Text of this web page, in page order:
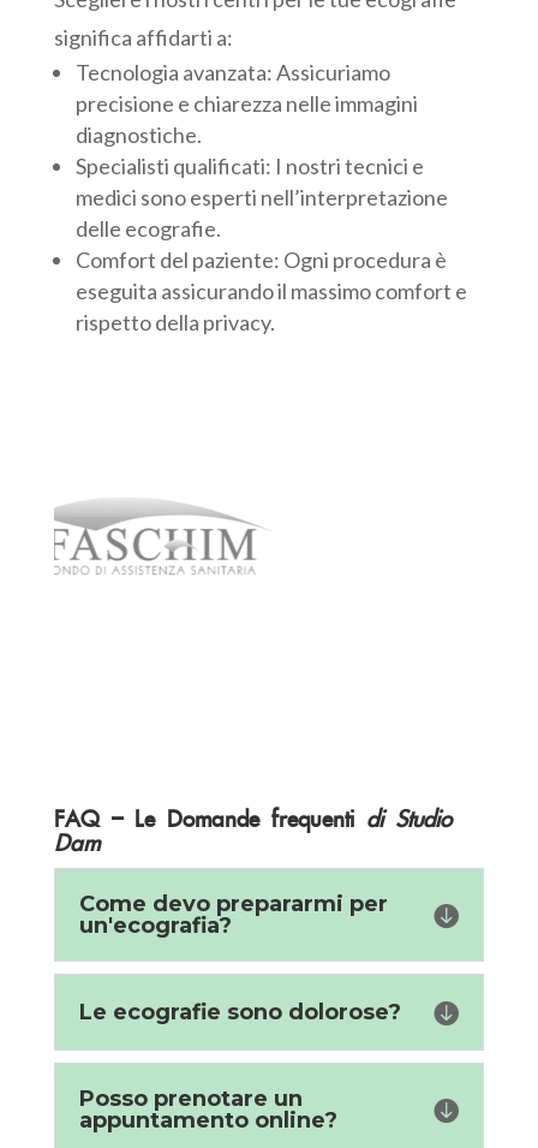
significa affidarti a:
Tecnologia avanzata: Assicuriamo
precisione e chiarezza nelle immagini
diagnostiche.
Specialisti qualificati: I nostri tecnici e
medici sono esperti nell’interpretazione
delle ecografie.
Comfort del paziente: Ogni procedura è
eseguita assicurando il massimo comfort e
rispetto della privacy.
FAQ – Le Domande frequenti di Studio
Dam
Come devo prepararmi per
un'ecografia?

Le ecografie sono dolorose? 
Posso prenotare un
appuntamento online?
